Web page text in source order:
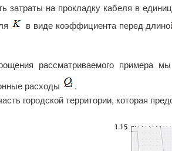
затраты на прокладку кабеля в
в виде коэффициента перед
рассматриваемого примера
расходы
.
городской территории, которая